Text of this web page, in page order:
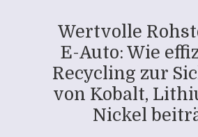
Wertvolle
E-Auto: Wie
Recycling zur
von Kobalt,
Nickel